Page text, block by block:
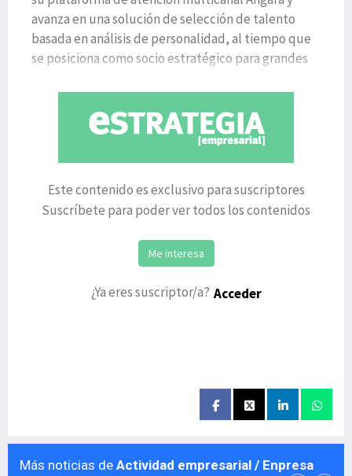
avanza en una solución de selección de talento
basada en análisis de personalidad, al tiempo que
se posiciona como socio estratégico para grandes
Este contenido es exclusivo para suscriptores
Suscríbete para poder ver todos los contenidos
Me interesa
¿Ya eres suscriptor/a? Acceder
Más noticias de Actividad empresarial / Enpresa